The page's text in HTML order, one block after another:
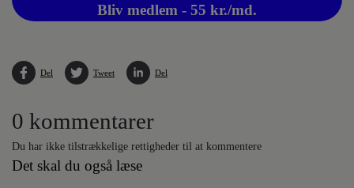
Bliv medlem - 55 kr./md.
Del Tweet Del
0 kommentarer
Du har ikke tilstrækkelige rettigheder til at kommentere
Det skal du også læse